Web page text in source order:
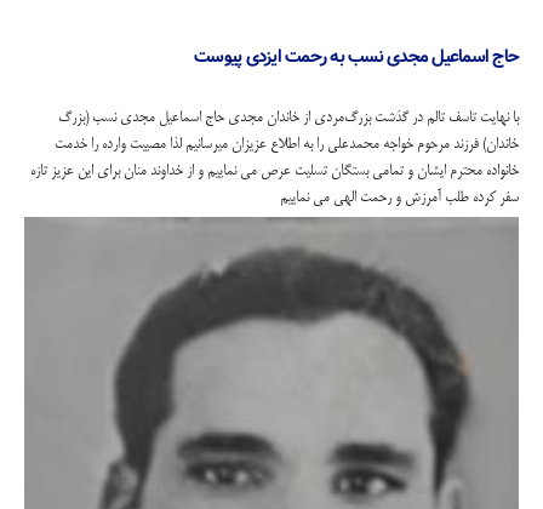
حاج اسماعیل مجدی نسب به رحمت ایزدی پیوست
با نهایت تاسف تالم در گذشت بزرگ‌مردی از خاندان مجدی حاج اسماعیل مجدی نسب (بزرگ
خاندان) فرزند مرحوم خواجه محمدعلی را به اطلاع عزیزان میرسانیم لذا مصیبت وارده را خدمت
خانواده محترم ایشان و تمامی بستگان تسلیت عرص می نماییم و از خداوند منان برای این عزیز تازه
سفر کرده طلب آمرزش و رحمت الهی می نماییم